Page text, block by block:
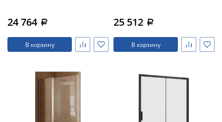
24 764 a
В корзину
25 512 a
В корзину